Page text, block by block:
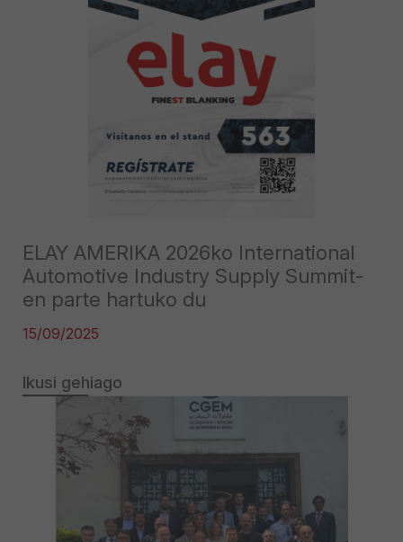
ELAY AMERIKA 2026ko International
Automotive Industry Supply Summit-
en parte hartuko du
15/09/2025
Ikusi gehiago